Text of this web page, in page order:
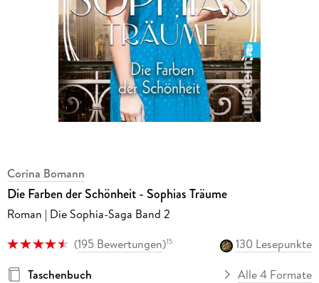
Corina Bomann
Die Farben der Schönheit - Sophias Träume
Roman | Die Sophia-Saga Band 2
(195 Bewertungen)15
130 Lesepunkte
Taschenbuch
Alle 4 Formate